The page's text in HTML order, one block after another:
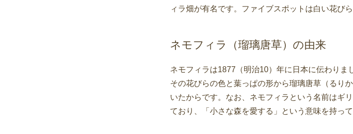
ィラ畑が有名です。ファイブスポットは白い花び
ネモフィラ（瑠璃唐草）の由来
ネモフィラは1877（明治10）年に日本に伝わり
その花びらの色と葉っぱの形から瑠璃唐草（るり
いたからです。なお、ネモフィラという名前はギ
ており、「小さな森を愛する」という意味を持って